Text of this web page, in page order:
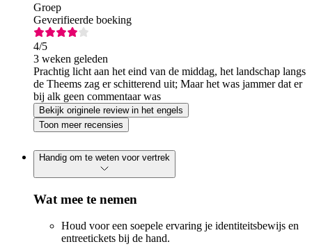
Groep
Geverifieerde boeking
4/5
3 weken geleden
Prachtig licht aan het eind van de middag, het landschap langs
de Theems zag er schitterend uit; Maar het was jammer dat er
bij alk geen commentaar was
Bekijk originele review in het engels
Toon meer recensies
Handig om te weten voor vertrek
Wat mee te nemen
Houd voor een soepele ervaring je identiteitsbewijs en
entreetickets bij de hand.